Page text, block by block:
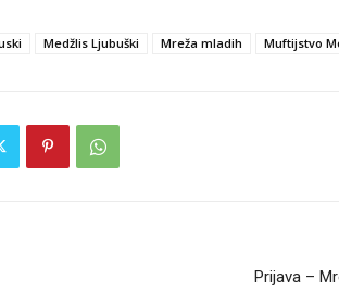
Medžlis Ljubuški Mreža mladih Muftijstvo
Prijava –